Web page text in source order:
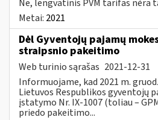
Ne, lengvatinis PVM tarifas nėra
Metai: 2021
Dėl Gyventojų pajamų
straipsnio pakeitimo
Web turinio sąrašas 2021-12-31
Informuojame, kad 2021 m.
Lietuvos Respublikos gyventojų
įstatymo Nr. IX-1007 (toliau –
priedo pakeitimo...